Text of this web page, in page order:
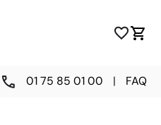
01 75 85 01 00 | FAQ